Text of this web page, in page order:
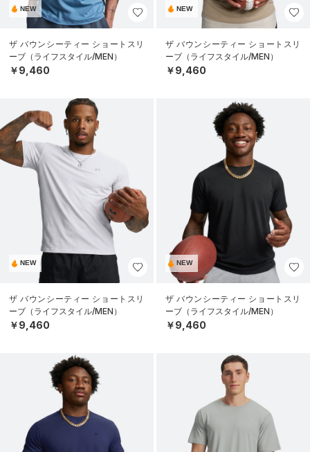
NEW
ザ バウンシーティー ショートスリ
ーブ（ライフスタイル/MEN）
￥9,460
NEW
ザ バウンシーティー ショートスリ
ーブ（ライフスタイル/MEN）
￥9,460
NEW
ザ バウンシーティー ショートスリ
ーブ（ライフスタイル/MEN）
￥9,460
NEW
ザ バウンシーティー ショートスリ
ーブ（ライフスタイル/MEN）
￥9,460